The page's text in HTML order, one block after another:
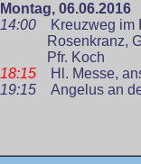
Montag, 06.06.2016
14:00
Kreuzweg im
Rosenkranz,
Pfr. Koch
18:15
Hl. Messe,
19:15
Angelus an